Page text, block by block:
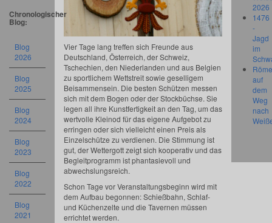
Vier Tage lang treffen sich Freunde aus
Deutschland, Österreich, der Schweiz,
Tschechien, den Niederlanden und aus Belgien
zu sportlichem Wettstreit sowie geselligem
Beisammensein. Die besten Schützen messen
sich mit dem Bogen oder der Stockbüchse. Sie
legen all ihre Kunstfertigkeit an den Tag, um das
wertvolle Kleinod für das eigene Aufgebot zu
erringen oder sich vielleicht einen Preis als
Einzelschütze zu verdienen. Die Stimmung ist
gut, der Wettergott zeigt sich kooperativ und das
Begleitprogramm ist phantasievoll und
abwechslungsreich.
Schon Tage vor Veranstaltungsbeginn wird mit
dem Aufbau begonnen: Schießbahn, Schlaf-
und Küchenzelte und die Tavernen müssen
errichtet werden.
Chronologischer
Blog:
Blog
2026
Blog
2025
Blog
2024
Blog
2023
Blog
2022
Blog
2021
2026
1476
-
Jagd
im
auf
dem
Weg
nach